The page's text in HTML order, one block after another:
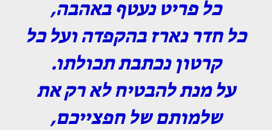
כל פריט נעטף באהבה,
כל חדר נארז בהקפדה ועל כל
קרטון נכתבת תכולתו.
על מנת להבטיח לא רק את
שלמותם של חפצייכם,